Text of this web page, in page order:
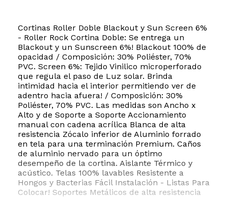
Cortinas Roller Doble Blackout y Sun Screen 6%
- Roller Rock Cortina Doble: Se entrega un
Blackout y un Sunscreen 6%! Blackout 100% de
opacidad / Composición: 30% Poliéster, 70%
PVC. Screen 6%: Tejido Vinilico microperforado
que regula el paso de Luz solar. Brinda
intimidad hacia el interior permitiendo ver de
adentro hacia afuera! / Composición: 30%
Poliéster, 70% PVC. Las medidas son Ancho x
Alto y de Soporte a Soporte Accionamiento
manual con cadena acrílica Blanca de alta
resistencia Zócalo inferior de Aluminio forrado
en tela para una terminación Premium. Caños
de aluminio nervado para un óptimo
desempeño de la cortina. Aislante Térmico y
acústico. Telas 100% lavables Resistente a
Hongos y Bacterias Fácil Instalación - Listas Para
Colocar! Soportes Metálicos de alta resistencia